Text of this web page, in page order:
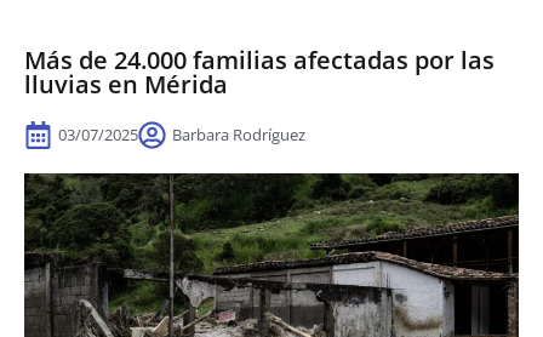
Más de 24.000 familias afectadas por las
lluvias en Mérida
03/07/2025 Barbara Rodríguez